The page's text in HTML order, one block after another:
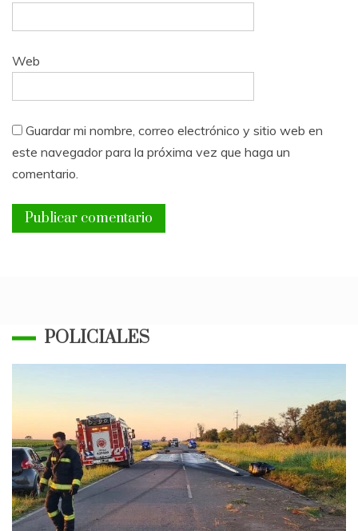
Web
Guardar mi nombre, correo electrónico y sitio web en
este navegador para la próxima vez que haga un
comentario.
POLICIALES